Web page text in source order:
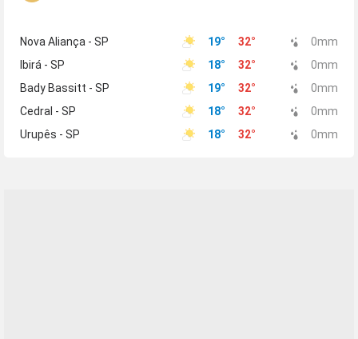
Nova Aliança - SP 19° 32° 0mm
Ibirá - SP
18° 32° 0mm
Bady Bassitt - SP
19° 32° 0mm
Cedral - SP
18° 32° 0mm
Urupês - SP
18° 32° 0mm